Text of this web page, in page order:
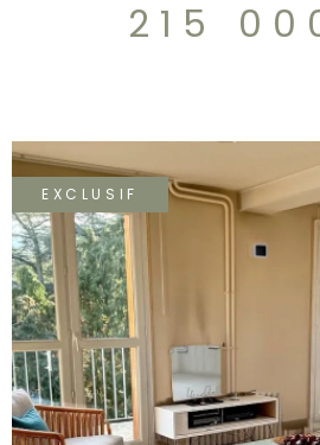
possible à l'achat pour 8.000€
215
EXCLUSIF
VOIR LE BIEN